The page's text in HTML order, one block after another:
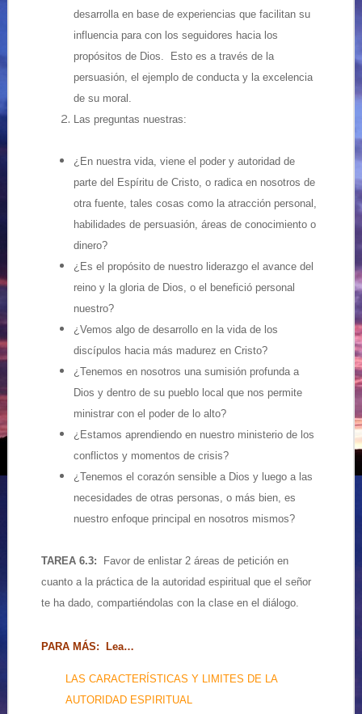
desarrolla en base de experiencias que facilitan su
influencia para con los seguidores hacia los
propósitos de Dios. Esto es a través de la
persuasión, el ejemplo de conducta y la excelencia
de su moral.
Las preguntas nuestras:
¿En nuestra vida, viene el poder y autoridad de
parte del Espíritu de Cristo, o radica en nosotros de
otra fuente, tales cosas como la atracción personal,
habilidades de persuasión, áreas de conocimiento o
dinero?
¿Es el propósito de nuestro liderazgo el avance del
reino y la gloria de Dios, o el benefició personal
nuestro?
¿Vemos algo de desarrollo en la vida de los
discípulos hacia más madurez en Cristo?
¿Tenemos en nosotros una sumisión profunda a
Dios y dentro de su pueblo local que nos permite
ministrar con el poder de lo alto?
¿Estamos aprendiendo en nuestro ministerio de los
conflictos y momentos de crisis?
¿Tenemos el corazón sensible a Dios y luego a las
necesidades de otras personas, o más bien, es
nuestro enfoque principal en nosotros mismos?
TAREA 6.3:
Favor de enlistar 2 áreas de petición en
cuanto a la práctica de la autoridad espiritual que el señor
te ha dado, compartiéndolas con la clase en el diálogo.
PARA MÁS: Lea…
LAS CARACTERÍSTICAS Y LIMITES DE LA
AUTORIDAD ESPIRITUAL